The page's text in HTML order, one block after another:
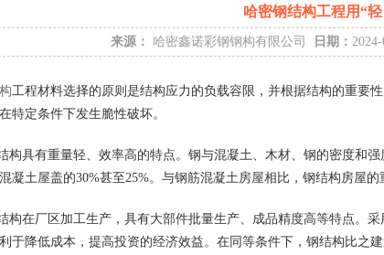
哈密钢结构工程用“
来源： 哈密鑫诺彩钢钢构有限公司 日期：
工程材料选择的原则是结构应力的负载容限，并根据结构的重要
特定条件下发生脆性破坏。
构具有重量轻、效率高的特点。钢与混凝土、木材、钢的密度和
凝土屋盖的30%甚至25%。与钢筋混凝土房屋相比，钢结构房屋
构在厂区加工生产，具有大部件批量生产、成品精度高等特点。
于降低成本，提高投资的经济效益。在同等条件下，钢结构比之